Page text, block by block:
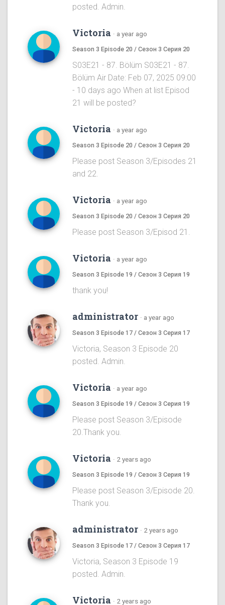
posted. Admin.
Victoria · a year ago
Season 3 Episode 20 / Сезон 3 Серия 20
S03E21 - 87. Bölüm S03E21 - 87.
Bölüm Air Date: Feb 07, 2025 09:00
- 10 days ago When at list Episod
21 will be posted?
Victoria · a year ago
Season 3 Episode 20 / Сезон 3 Серия 20
Please post Season 3/Episodes 21
and 22.
Victoria · a year ago
Season 3 Episode 20 / Сезон 3 Серия 20
Please post Season 3/Episod 21.
Victoria · a year ago
Season 3 Episode 19 / Сезон 3 Серия 19
thank you!
administrator · a year ago
Season 3 Episode 17 / Сезон 3 Серия 17
Victoria, Season 3 Episode 20
posted. Admin.
Victoria · a year ago
Season 3 Episode 19 / Сезон 3 Серия 19
Please post Season 3/Episode
20.Thank you.
Victoria · 2 years ago
Season 3 Episode 19 / Сезон 3 Серия 19
Please post Season 3/Episode 20.
Thank you.
administrator · 2 years ago
Season 3 Episode 17 / Сезон 3 Серия 17
Victoria, Season 3 Episode 19
posted. Admin.
Victoria · 2 years ago